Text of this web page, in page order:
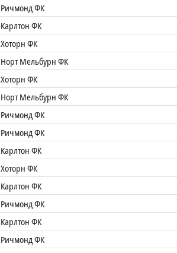
Ричмонд ФК
Карлтон ФК
Хоторн ФК
Норт Мельбурн ФК
Хоторн ФК
Норт Мельбурн ФК
Ричмонд ФК
Ричмонд ФК
Карлтон ФК
Хоторн ФК
Карлтон ФК
Ричмонд ФК
Карлтон ФК
Ричмонд ФК